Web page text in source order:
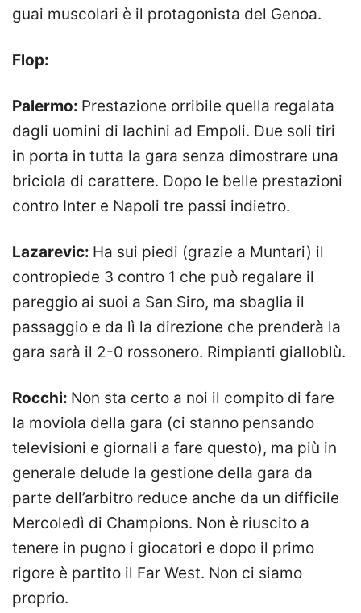
guai muscolari è il protagonista del Genoa.
Flop:
Palermo: Prestazione orribile quella regalata
dagli uomini di Iachini ad Empoli. Due soli tiri
in porta in tutta la gara senza dimostrare una
briciola di carattere. Dopo le belle prestazioni
contro Inter e Napoli tre passi indietro.
Lazarevic: Ha sui piedi (grazie a Muntari) il
contropiede 3 contro 1 che può regalare il
pareggio ai suoi a San Siro, ma sbaglia il
passaggio e da lì la direzione che prenderà la
gara sarà il 2-0 rossonero. Rimpianti gialloblù.
Rocchi: Non sta certo a noi il compito di fare
la moviola della gara (ci stanno pensando
televisioni e giornali a fare questo), ma più in
generale delude la gestione della gara da
parte dell’arbitro reduce anche da un difficile
Mercoledì di Champions. Non è riuscito a
tenere in pugno i giocatori e dopo il primo
rigore è partito il Far West. Non ci siamo
proprio.